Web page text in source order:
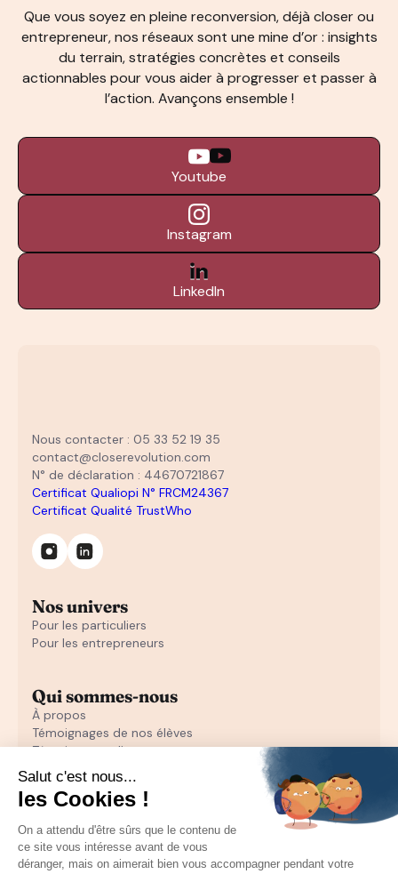
Que vous soyez en pleine reconversion, déjà closer ou
entrepreneur, nos réseaux sont une mine d’or : insights
du terrain, stratégies concrètes et conseils
actionnables pour vous aider à progresser et passer à
l’action. Avançons ensemble !
Youtube
Instagram
LinkedIn
Nous contacter : 05 33 52 19 35
contact@closerevolution.com
N° de déclaration : 44670721867
Certificat Qualiopi N° FRCM24367
Certificat Qualité TrustWho
Nos univers
Pour les particuliers
Pour les entrepreneurs
Qui sommes-nous
À propos
Témoignages de nos élèves
Témoignages d'entrepreneurs
Découvrir
Notre initiation au closing offerte
Notre formation en closing
Toutes nos ressources pour les particuliers